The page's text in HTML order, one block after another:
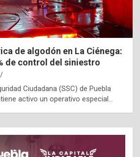
de algodón en La Ciénega:
de control del siniestro
Ciudadana (SSC) de Puebla
activo un operativo especial…